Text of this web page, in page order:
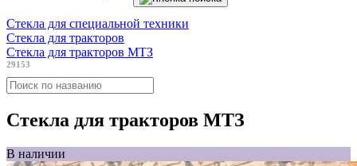
Стекла для специальной техники
Стекла для тракторов
Стекла для тракторов МТЗ
29153
Стекла для тракторов МТЗ
В наличии